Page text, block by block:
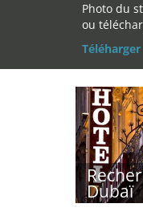
Photo du
ou
Dubaï